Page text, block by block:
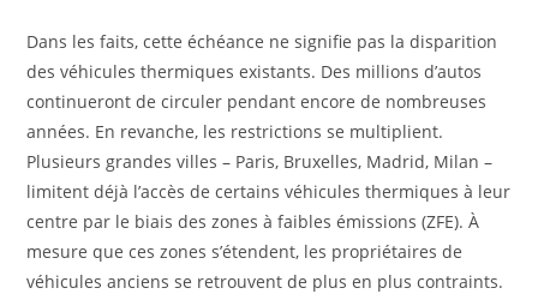
Dans les faits, cette échéance ne signifie pas la disparition
des véhicules thermiques existants. Des millions d’autos
continueront de circuler pendant encore de nombreuses
années. En revanche, les restrictions se multiplient.
Plusieurs grandes villes – Paris, Bruxelles, Madrid, Milan –
limitent déjà l’accès de certains véhicules thermiques à leur
centre par le biais des zones à faibles émissions (ZFE). À
mesure que ces zones s’étendent, les propriétaires de
véhicules anciens se retrouvent de plus en plus contraints.